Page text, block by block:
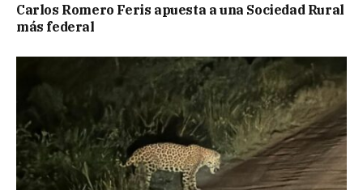
Carlos Romero Feris apuesta a una Sociedad Rural
más federal